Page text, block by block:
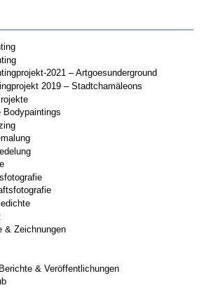
2021 – Artgoesunderground
2019 – Stadtchamäleons
Bodypaintings
& Zeichnungen
& Veröffentlichungen